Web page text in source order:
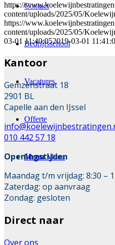
Contact
Bedrijfsschool
Vacatures
Offerte
Menu Menu
https://
content/uploads/2025/05/
https://
content/uploads/2025/05/
03-01 11:40:052019-03-01
Kantoor
Gemzenstraat 18
2901 BL
Capelle aan den IJssel
010 442 57 18
Openingstijden
Maandag t/m vrijdag: 8:30 –
Zaterdag: op aanvraag
Zondag: gesloten
Direct naar
Over ons